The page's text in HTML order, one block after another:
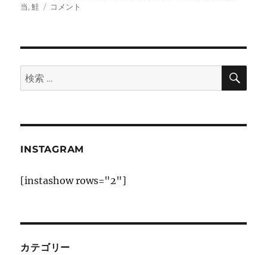
当,鮭
西
当
に
コメント
検
索:
検
INSTAGRAM
[instashow rows="2"]
カテゴリー